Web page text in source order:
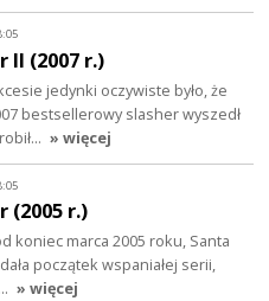
II (2007 r.)
jedynki oczywiste było, że
bestsellerowy slasher wyszedł
» więcej
(2005 r.)
koniec marca 2005 roku, Santa
początek wspaniałej serii,
» więcej